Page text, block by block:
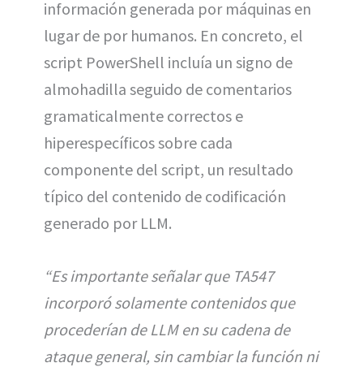
información generada por máquinas en
lugar de por humanos. En concreto, el
script PowerShell incluía un signo de
almohadilla seguido de comentarios
gramaticalmente correctos e
hiperespecíficos sobre cada
componente del script, un resultado
típico del contenido de codificación
generado por LLM.
“Es importante señalar que TA547
incorporó solamente contenidos que
procederían de LLM en su cadena de
ataque general, sin cambiar la función ni